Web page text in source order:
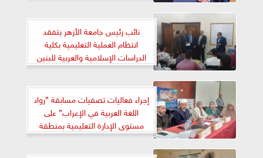
نائب رئيس جامعة الأزهر يتفقد
انتظام العملية التعليمية بكلية
الدراسات الإسلامية والعربية للبنين
إجراء فعاليات تصفيات مسابقة ”رواد
اللغة العربية في الإعراب” على
مستوى الإدارة التعليمية بمنطقة
السويس